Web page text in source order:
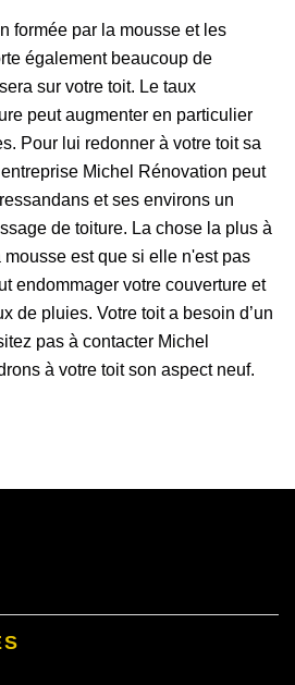
formée par la mousse et les
également beaucoup de
sur votre toit. Le taux
peut augmenter en particulier
Pour lui redonner à votre toit sa
Michel Rénovation peut
et ses environs un
de toiture. La chose la plus à
est que si elle n'est pas
endommager votre couverture et
de pluies. Votre toit a besoin d’un
pas à contacter Michel
à votre toit son aspect neuf.